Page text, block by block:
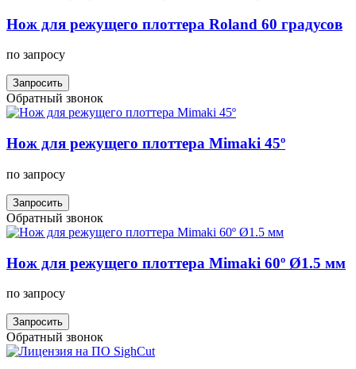
Нож для режущего плоттера Roland 60 градусов
по запросу
Запросить
Обратный звонок
Нож для режущего плоттера Mimaki 45º
по запросу
Запросить
Обратный звонок
Нож для режущего плоттера Mimaki 60º Ø1.5 мм
по запросу
Запросить
Обратный звонок